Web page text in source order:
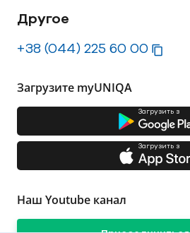
Другое
+38 (044) 225 60 00
Загрузите myUNIQA
Загрузить з
Загрузить з
Наш Youtube канал